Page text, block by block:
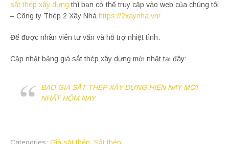
sắt thép xây dựng thì bạn có thể truy cập vào web của chúng tôi
– Công ty Thép 2 Xây Nhà https://2xaynha.vn/
Để được nhân viên tư vấn và hỗ trợ nhiệt tình.
Cập nhật bảng giá sắt thép xây dựng mới nhất tại đây:
BÁO GIÁ SẮT THÉP XÂY DỰNG HIỆN NAY MỚI
NHẤT HÔM NAY